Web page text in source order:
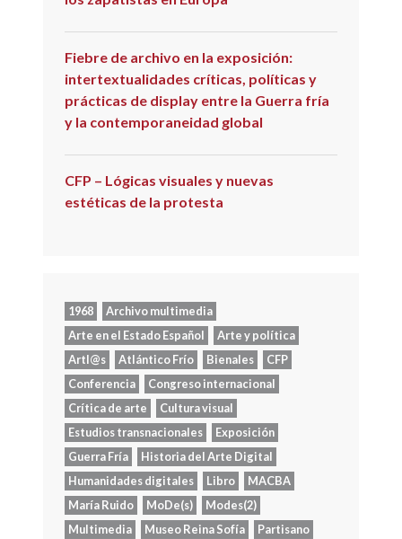
Fiebre de archivo en la exposición:
intertextualidades críticas, políticas y
prácticas de display entre la Guerra fría
y la contemporaneidad global
CFP – Lógicas visuales y nuevas
estéticas de la protesta
1968
Archivo multimedia
Arte en el Estado Español
Arte y política
Artl@s
Atlántico Frío Bienales
CFP
Conferencia
Congreso internacional
Crítica de arte
Cultura visual
Estudios transnacionales
Exposición
Guerra Fría
Historia del Arte Digital
Humanidades digitales
Libro
MACBA
María Ruido
MoDe(s)
Modes(2)
Multimedia
Museo Reina Sofía
Partisano